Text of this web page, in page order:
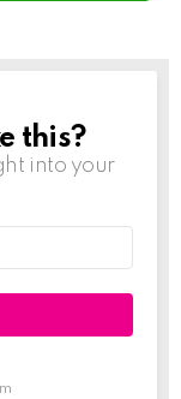
this?
into your